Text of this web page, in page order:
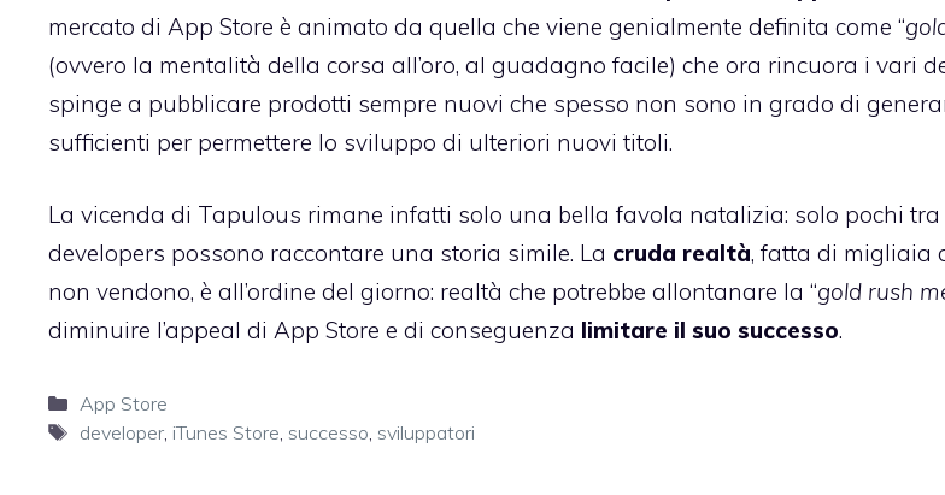
mercato di App Store è animato da quella che viene genialmente definita come “
(ovvero la mentalità della corsa all’oro, al guadagno facile) che ora rincuora i vari
spinge a pubblicare prodotti sempre nuovi che spesso non sono in grado di
sufficienti per permettere lo sviluppo di ulteriori nuovi titoli.
La vicenda di Tapulous rimane infatti solo una bella favola natalizia: solo pochi tra
developers possono raccontare una storia simile. La cruda realtà, fatta di migliaia
non vendono, è all’ordine del giorno: realtà che potrebbe allontanare la “gold rush
diminuire l’appeal di App Store e di conseguenza limitare il suo successo.
Categorie
App Store
Tag
developer, iTunes Store successo sviluppatori